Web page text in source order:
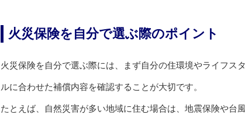
火災保険を自分で選ぶ際のポイント
火災保険を自分で選ぶ際には、まず自分の住環境やライフス
ルに合わせた補償内容を確認することが大切です。
たとえば、自然災害が多い地域に住む場合は、地震保険や台